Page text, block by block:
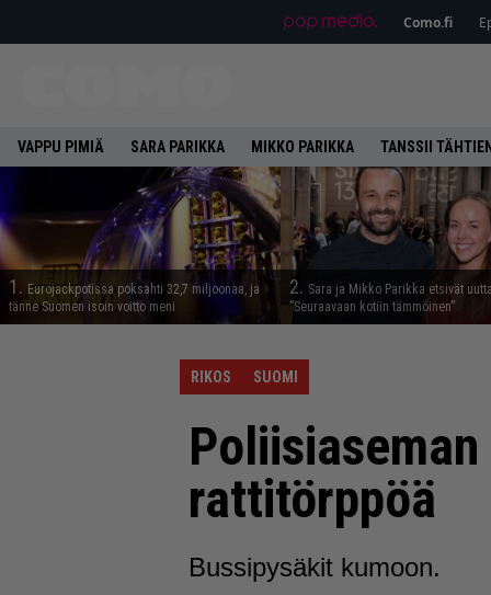
Como.fi
VAPPU PIMIÄ SARA PARIKKA MIKKO PARIKKA TANSSII
1. Eurojackpotissa poksahti 32,7 miljoonaa, ja
tänne Suomen isoin voitto meni
2. Sara ja Mikko Parikka etsivät
”Seuraavaan kotiin tämmöinen”
RIKOS SUOMI
rattitörppöä
Bussipysäkit kumoon.